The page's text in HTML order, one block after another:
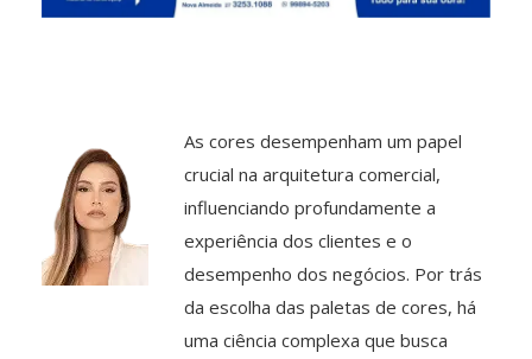
As cores desempenham um papel
crucial na arquitetura comercial,
influenciando profundamente a
experiência dos clientes e o
desempenho dos negócios. Por trás
da escolha das paletas de cores, há
uma ciência complexa que busca